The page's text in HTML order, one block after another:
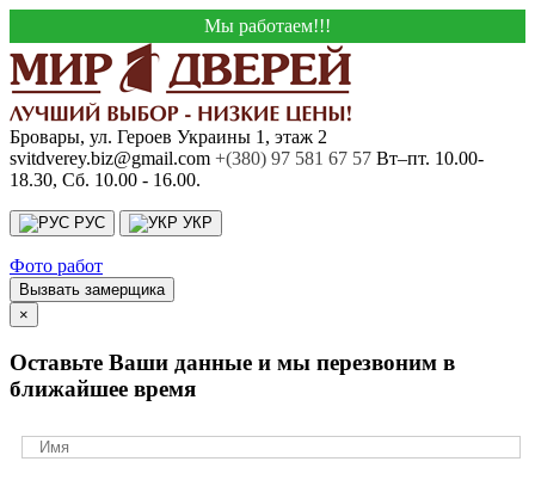
Мы работаем!!!
Бровары, ул. Героев Украины 1, этаж 2
svitdverey.biz@gmail.com +(380) 97 581 67 57 Вт–пт. 10.00-
18.30, Сб. 10.00 - 16.00.
РУС УКР
Фото работ
Вызвать замерщика
×
Оставьте Ваши данные и мы перезвоним в
ближайшее время